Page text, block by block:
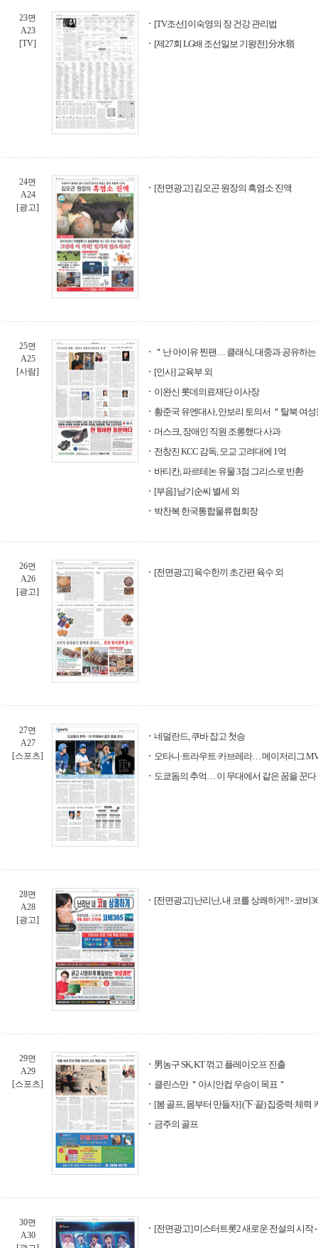
23면
A23
[TV]
[TV조선] 이숙영의 장 건강 관리법
[제27회 LG배 조선일보 기왕전] 分水嶺
24면
A24
[광고]
[전면광고] 김오곤 원장의 흑염소 진액
25면
A25
[사람]
＂난 아이유 찐팬… 클래식, 대중과 공유하는
[인사] 교육부 외
이완신 롯데의료재단 이사장
황준국 유엔대사, 안보리 토의서 ＂탈북 여
머스크, 장애인 직원 조롱했다 사과
전창진 KCC 감독, 모교 고려대에 1억
바티칸, 파르테논 유물 3점 그리스로 반환
[부음] 남기순씨 별세 외
박찬복 한국통합물류협회장
26면
A26
[광고]
[전면광고] 육수한끼 초간편 육수 외
27면
A27
[스포츠]
네덜란드, 쿠바 잡고 첫승
오타니·트라우트·카브레라… 메이저리그
도쿄돔의 추억… 이 무대에서 같은 꿈을 꾼다
28면
A28
[광고]
[전면광고] 난리난, 내 코를 상쾌하게!! - 코비
29면
A29
[스포츠]
男농구 SK, KT 꺾고 플레이오프 진출
클린스만 ＂아시안컵 우승이 목표＂
[봄 골프, 몸부터 만들자] (下·끝) 집중력·체력
금주의 골프
30면
A30
[전면광고] 미스터트롯2 새로운 전설의 시작 -